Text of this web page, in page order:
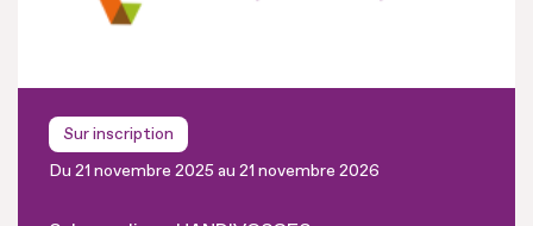
Sur inscription
Du 21 novembre 2025 au 21 novembre 2026